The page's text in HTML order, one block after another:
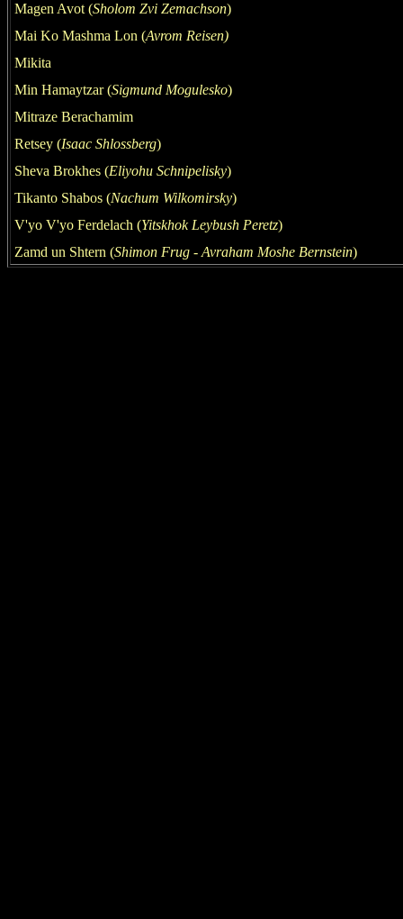
Magen Avot (Sholom Zvi Zemachson)
Mai Ko Mashma Lon (Avrom Reisen)
Mikita
Min Hamaytzar (Sigmund Mogulesko)
Mitraze Berachamim
Retsey (Isaac Shlossberg)
Sheva Brokhes (Eliyohu Schnipelisky)
Tikanto Shabos (Nachum Wilkomirsky)
V'yo V'yo Ferdelach (Yitskhok Leybush Peretz)
Zamd un Shtern (Shimon Frug - Avraham Moshe Bernstein)